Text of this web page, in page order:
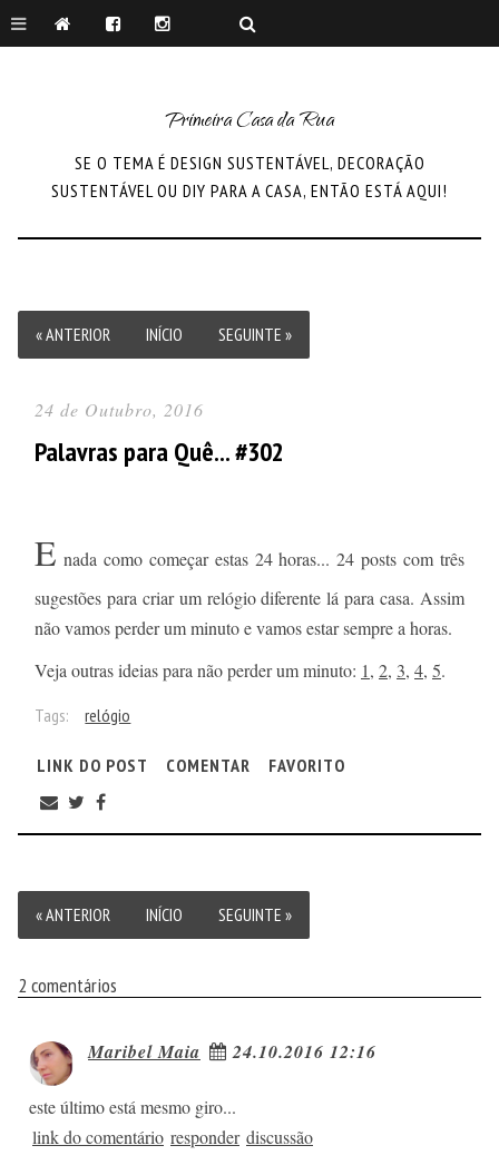
Primeira Casa da Rua
SE O TEMA É DESIGN SUSTENTÁVEL, DECORAÇÃO
SUSTENTÁVEL OU DIY PARA A CASA, ENTÃO ESTÁ AQUI!
« ANTERIOR INÍCIO SEGUINTE »
24 de Outubro, 2016
Palavras para Quê... #302
E nada como começar estas 24 horas... 24 posts com três
sugestões para criar um relógio diferente lá para casa. Assim
não vamos perder um minuto e vamos estar sempre a horas.
Veja outras ideias para não perder um minuto: 1, 2, 3, 4, 5.
Tags: relógio
LINK DO POST COMENTAR FAVORITO
« ANTERIOR INÍCIO SEGUINTE »
2 comentários
Maribel Maia 24.10.2016 12:16
este último está mesmo giro...
link do comentário responder discussão